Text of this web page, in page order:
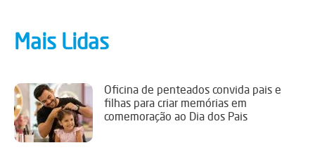
Mais Lidas
Oficina de penteados convida pais e
filhas para criar memórias em
comemoração ao Dia dos Pais